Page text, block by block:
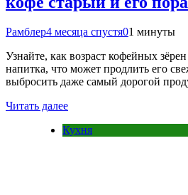
Рамблер4 месяца спустя01 минуты
Узнайте, как возраст кофейных
напитка, что может продлить его
выбросить даже самый дорогой
Читать далее
Кухня